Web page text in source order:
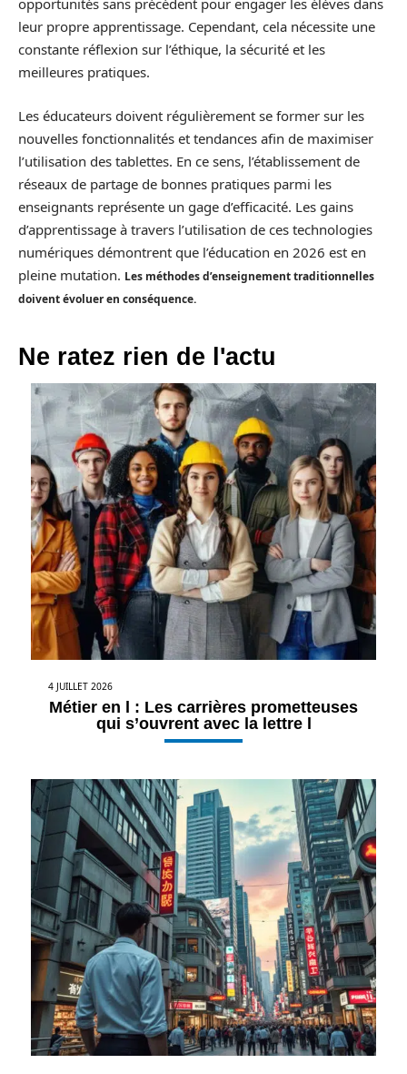
opportunités sans précédent pour engager les élèves dans
leur propre apprentissage. Cependant, cela nécessite une
constante réflexion sur l’éthique, la sécurité et les
meilleures pratiques.
Les éducateurs doivent régulièrement se former sur les
nouvelles fonctionnalités et tendances afin de maximiser
l’utilisation des tablettes. En ce sens, l’établissement de
réseaux de partage de bonnes pratiques parmi les
enseignants représente un gage d’efficacité. Les gains
d’apprentissage à travers l’utilisation de ces technologies
numériques démontrent que l’éducation en 2026 est en
pleine mutation. Les méthodes d’enseignement traditionnelles
doivent évoluer en conséquence.
Ne ratez rien de l'actu
4 JUILLET 2026
Métier en l : Les carrières prometteuses
qui s’ouvrent avec la lettre l